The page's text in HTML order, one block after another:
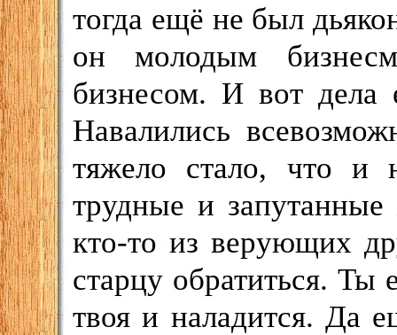
тогда ещё не был
он молодым
бизнесом. И вот дела
Навалились
тяжело стало, что и
трудные и запутанные
кто-то из верующих
старцу обратиться. Ты
твоя и наладится. Да